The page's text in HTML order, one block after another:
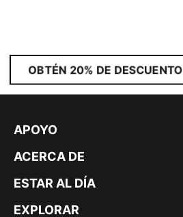
OBTÉN 20% DE DESCUENTO
APOYO
ACERCA DE
ESTAR AL DÍA
EXPLORAR